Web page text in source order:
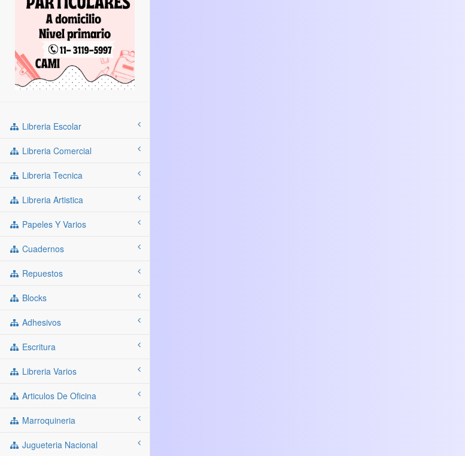
Libreria Escolar
Libreria Comercial
Libreria Tecnica
Libreria Artistica
Papeles Y Varios
Cuadernos
Repuestos
Blocks
Adhesivos
Escritura
Libreria Varios
Articulos De Oficina
Marroquineria
Jugueteria Nacional